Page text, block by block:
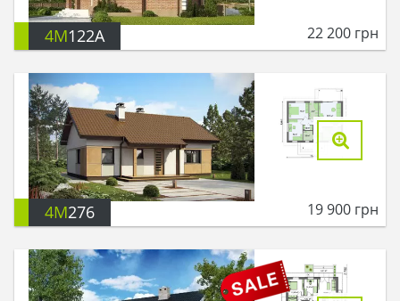
4M122A 22 200 грн
4M276 19 900 грн